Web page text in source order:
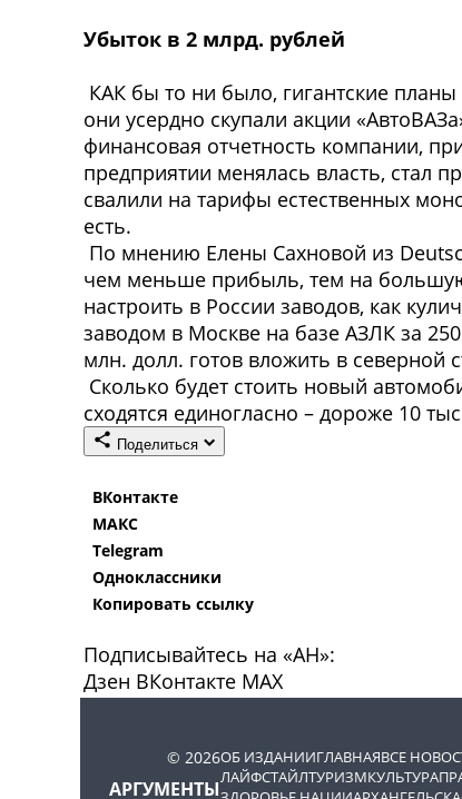
Убыток в 2 млрд. рублей
КАК бы то ни было, гигантские
они усердно скупали акции
финансовая отчетность компании,
предприятии менялась власть, стал
свалили на тарифы естественных
есть.
По мнению Елены Сахновой из
чем меньше прибыль, тем на
настроить в России заводов, как
заводом в Москве на базе АЗЛК за
млн. долл. готов вложить в северной
Сколько будет стоить новый
сходятся единогласно – дороже 10
Поделиться
ВКонтакте
МАКС
Telegram
Одноклассники
Копировать ссылку
Подписывайтесь на «АН»:
Дзен ВКонтакте МАХ
© 2026
АРГУМЕНТЫ
ОБ ИЗДАНИИГЛАВНАЯВСЕ
ЛАЙФСТАЙЛТУРИЗМКУЛЬТУРА